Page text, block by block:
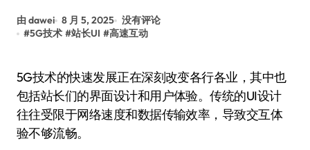
由 dawei 8 月 5, 2025 没有评论
#5G技术 #站长UI #高速互动
5G技术的快速发展正在深刻改变各行各业，其中也
包括站长们的界面设计和用户体验。传统的UI设计
往往受限于网络速度和数据传输效率，导致交互体
验不够流畅。